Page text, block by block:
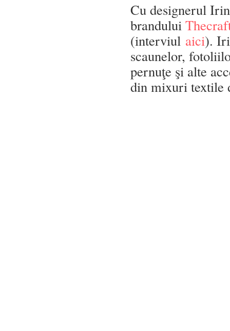
Cu designerul
brandului
(interviul aici).
scaunelor,
pernuţe şi alte
din mixuri textile